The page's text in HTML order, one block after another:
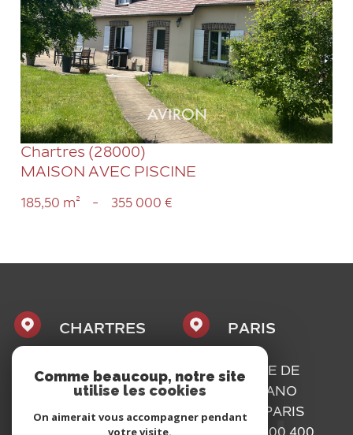
VOIR LE BIEN
Chartres (28000)
MAISON AVEC PISCINE
185,50 m² - 355 000 €
CHARTRES
1, PLACE
MAURICE
CAZALIS
PARIS
16, RUE DE
BASSANO
75116
PARIS
Comme beaucoup, notre site
utilise les cookies
On aimerait vous accompagner pendant
votre visite.